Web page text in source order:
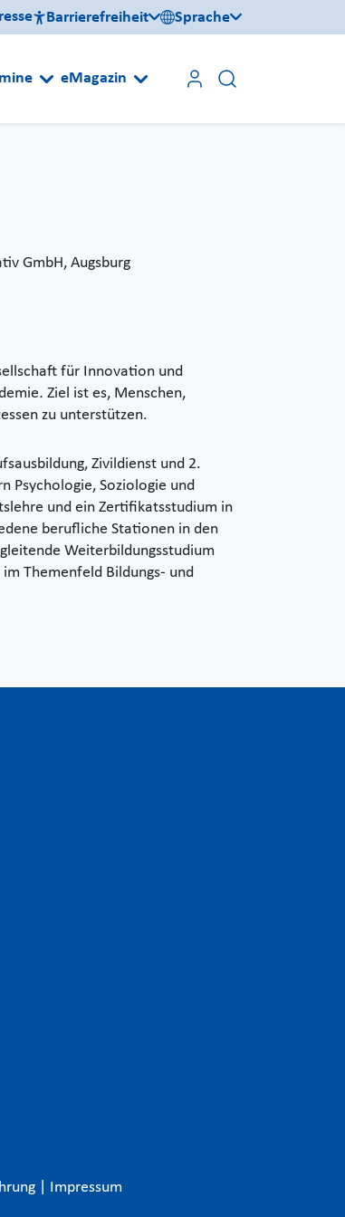
Barrierefreiheit Sprache
eMagazin
GmbH, Augsburg
für Innovation und
. Ziel ist es, Menschen,
zu unterstützen.
Zivildienst und 2.
Psychologie, Soziologie und
und ein Zertifikatsstudium in
berufliche Stationen in den
Weiterbildungsstudium
Themenfeld Bildungs- und
Impressum